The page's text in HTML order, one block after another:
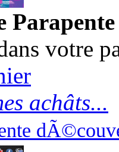
votre
achâts...